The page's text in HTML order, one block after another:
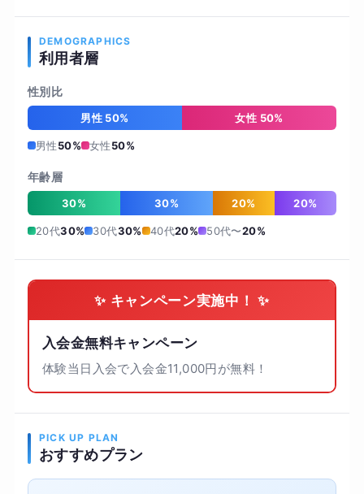
DEMOGRAPHICS
利用者層
性別比
男性 50% 女性 50%
男性50% 女性50%
年齢層
30% 30% 20% 20%
20代30% 30代30% 40代20% 50代〜20%
✨ キャンペーン実施中！ ✨
入会金無料キャンペーン
体験当日入会で入会金11,000円が無料！
PICK UP PLAN
おすすめプラン